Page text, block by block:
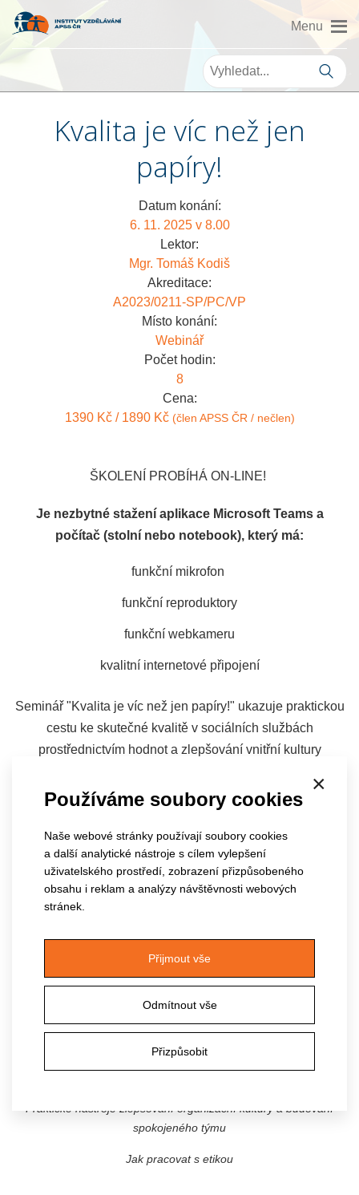
×
Používáme soubory cookies
Naše webové stránky používají soubory cookies
a další analytické nástroje s cílem vylepšení
uživatelského prostředí, zobrazení přizpůsobeného
obsahu i reklam a analýzy návštěvnosti webových
stránek.
Přijmout vše
Odmítnout vše
Přizpůsobit
Kvalita je víc než jen
papíry!
Datum konání:
6. 11. 2025 v 8.00
Lektor:
Mgr. Tomáš Kodiš
Akreditace:
A2023/0211-SP/PC/VP
Místo konání:
Webinář
Počet hodin:
8
Cena:
1390 Kč / 1890 Kč (člen APSS ČR / nečlen)
ŠKOLENÍ PROBÍHÁ ON-LINE!
Je nezbytné stažení aplikace Microsoft Teams a
počítač (stolní nebo notebook), který má:
funkční mikrofon
funkční reproduktory
funkční webkameru
kvalitní internetové připojení
Seminář "Kvalita je víc než jen papíry!" ukazuje praktickou
cestu ke skutečné kvalitě v sociálních službách
prostřednictvím hodnot a zlepšování vnitřní kultury
pracovníků a jejich pocit spokojenosti a profesionality jsou
pro kvalitní službu to stěžejní. Budeme hledat odpověď na
otázku: Co musíme udělat pro to, aby nás práce bavila a
chtěli jsme ji dělat dobře a kvalitně?
OBSAH KURZU:
Buďme profi! Něco o profesionalitě
Atmosféra na pracovišti
Praktické nástroje zlepšování organizační kultury a budování
spokojeného týmu
Jak pracovat s etikou